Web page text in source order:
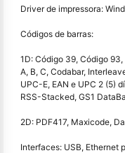
Driver de impressora:
Códigos de barras:
1D: Código 39, Código
A, B, C, Codabar,
UPC-E, EAN e UPC 2 (5)
RSS-Stacked, GS1
2D: PDF417, Maxicode,
Interfaces: USB, Ethernet